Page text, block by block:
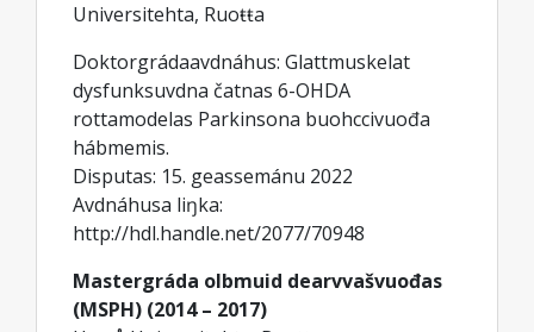
Universitehta, Ruoŧŧa
Doktorgrádaavdnáhus: Glattmuskelat
dysfunksuvdna čatnas 6-OHDA
rottamodelas Parkinsona buohccivuođa
hábmemis.
Disputas: 15. geassemánu 2022
Avdnáhusa liŋka:
http://hdl.handle.net/2077/70948
Mastergráda olbmuid dearvvašvuođas
(MSPH) (2014 – 2017)